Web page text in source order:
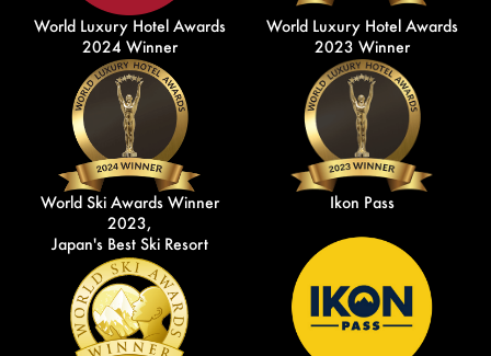
World Luxury Hotel Awards
2024 Winner
World Luxury Hotel Awards
2023 Winner
World Ski Awards Winner
2023,
Japan's Best Ski Resort
Ikon Pass